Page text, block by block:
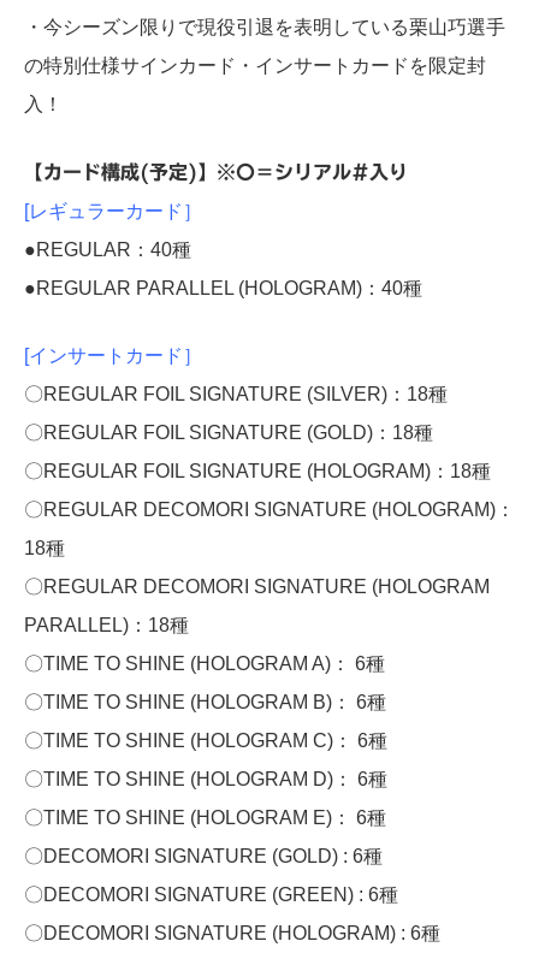
・今シーズン限りで現役引退を表明している栗山巧選手
の特別仕様サインカード・インサートカードを限定封
入！
【カード構成(予定)】※〇＝シリアル#入り
[レギュラーカード］
●REGULAR：40種
●REGULAR PARALLEL (HOLOGRAM)：40種
[インサートカード］
〇REGULAR FOIL SIGNATURE (SILVER)：18種
〇REGULAR FOIL SIGNATURE (GOLD)：18種
〇REGULAR FOIL SIGNATURE (HOLOGRAM)：18種
〇REGULAR DECOMORI SIGNATURE (HOLOGRAM)：
18種
〇REGULAR DECOMORI SIGNATURE (HOLOGRAM
PARALLEL)：18種
〇TIME TO SHINE (HOLOGRAM A)： 6種
〇TIME TO SHINE (HOLOGRAM B)： 6種
〇TIME TO SHINE (HOLOGRAM C)： 6種
〇TIME TO SHINE (HOLOGRAM D)： 6種
〇TIME TO SHINE (HOLOGRAM E)： 6種
〇DECOMORI SIGNATURE (GOLD) : 6種
〇DECOMORI SIGNATURE (GREEN) : 6種
〇DECOMORI SIGNATURE (HOLOGRAM) : 6種